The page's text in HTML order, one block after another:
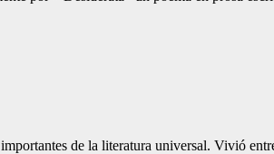
de la literatura universal. Vivió